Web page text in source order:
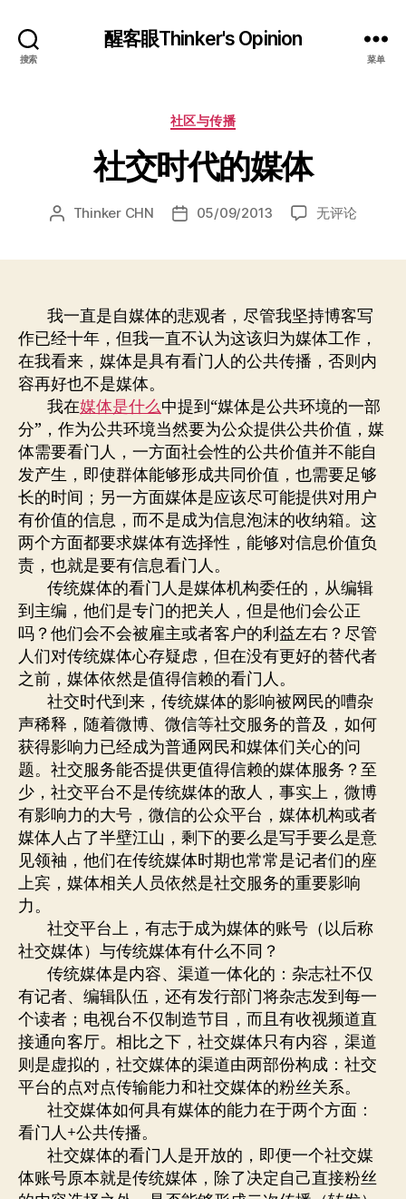
搜索
醒客眼Thinker's Opinion
菜单
分
社区与传播
社交时代的媒体
文 Thinker CHN
发 05/09/2013
社
媒
体
无评论
我一直是自媒体的悲观者，尽管我坚持博客写
作已经十年，但我一直不认为这该归为媒体工作，
在我看来，媒体是具有看门人的公共传播，否则内
容再好也不是媒体。
我在媒体是什么中提到“媒体是公共环境的一部
分”，作为公共环境当然要为公众提供公共价值，媒
体需要看门人，一方面社会性的公共价值并不能自
发产生，即使群体能够形成共同价值，也需要足够
长的时间；另一方面媒体是应该尽可能提供对用户
有价值的信息，而不是成为信息泡沫的收纳箱。这
两个方面都要求媒体有选择性，能够对信息价值负
责，也就是要有信息看门人。
传统媒体的看门人是媒体机构委任的，从编辑
到主编，他们是专门的把关人，但是他们会公正
吗？他们会不会被雇主或者客户的利益左右？尽管
人们对传统媒体心存疑虑，但在没有更好的替代者
之前，媒体依然是值得信赖的看门人。
社交时代到来，传统媒体的影响被网民的嘈杂
声稀释，随着微博、微信等社交服务的普及，如何
获得影响力已经成为普通网民和媒体们关心的问
题。社交服务能否提供更值得信赖的媒体服务？至
少，社交平台不是传统媒体的敌人，事实上，微博
有影响力的大号，微信的公众平台，媒体机构或者
媒体人占了半壁江山，剩下的要么是写手要么是意
见领袖，他们在传统媒体时期也常常是记者们的座
上宾，媒体相关人员依然是社交服务的重要影响
力。
社交平台上，有志于成为媒体的账号（以后称
社交媒体）与传统媒体有什么不同？
传统媒体是内容、渠道一体化的：杂志社不仅
有记者、编辑队伍，还有发行部门将杂志发到每一
个读者；电视台不仅制造节目，而且有收视频道直
接通向客厅。相比之下，社交媒体只有内容，渠道
则是虚拟的，社交媒体的渠道由两部份构成：社交
平台的点对点传输能力和社交媒体的粉丝关系。
社交媒体如何具有媒体的能力在于两个方面：
看门人+公共传播。
社交媒体的看门人是开放的，即便一个社交媒
体账号原本就是传统媒体，除了决定自己直接粉丝